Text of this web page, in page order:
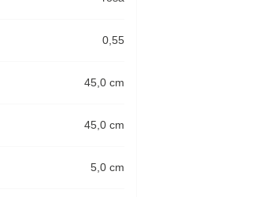
0,55
45,0 cm
45,0 cm
5,0 cm